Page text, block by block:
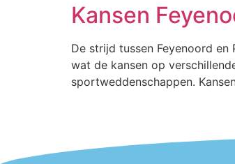
Kansen
De strijd tussen Feyenoord
wat de kansen op
sportweddenschappen.